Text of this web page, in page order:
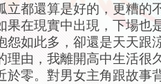
立都還算是好的，更糟的
果在現實中出現，下場也
怨如此多，卻還是天天跟
理由，我離開高中生活很
於零。對男女主角跟故事